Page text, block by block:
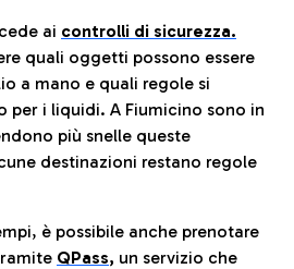
ai controlli di sicurezza.
quali oggetti possono essere
a mano e quali regole si
per i liquidi. A Fiumicino sono in
più snelle queste
destinazioni restano regole
è possibile anche prenotare
QPass, un servizio che